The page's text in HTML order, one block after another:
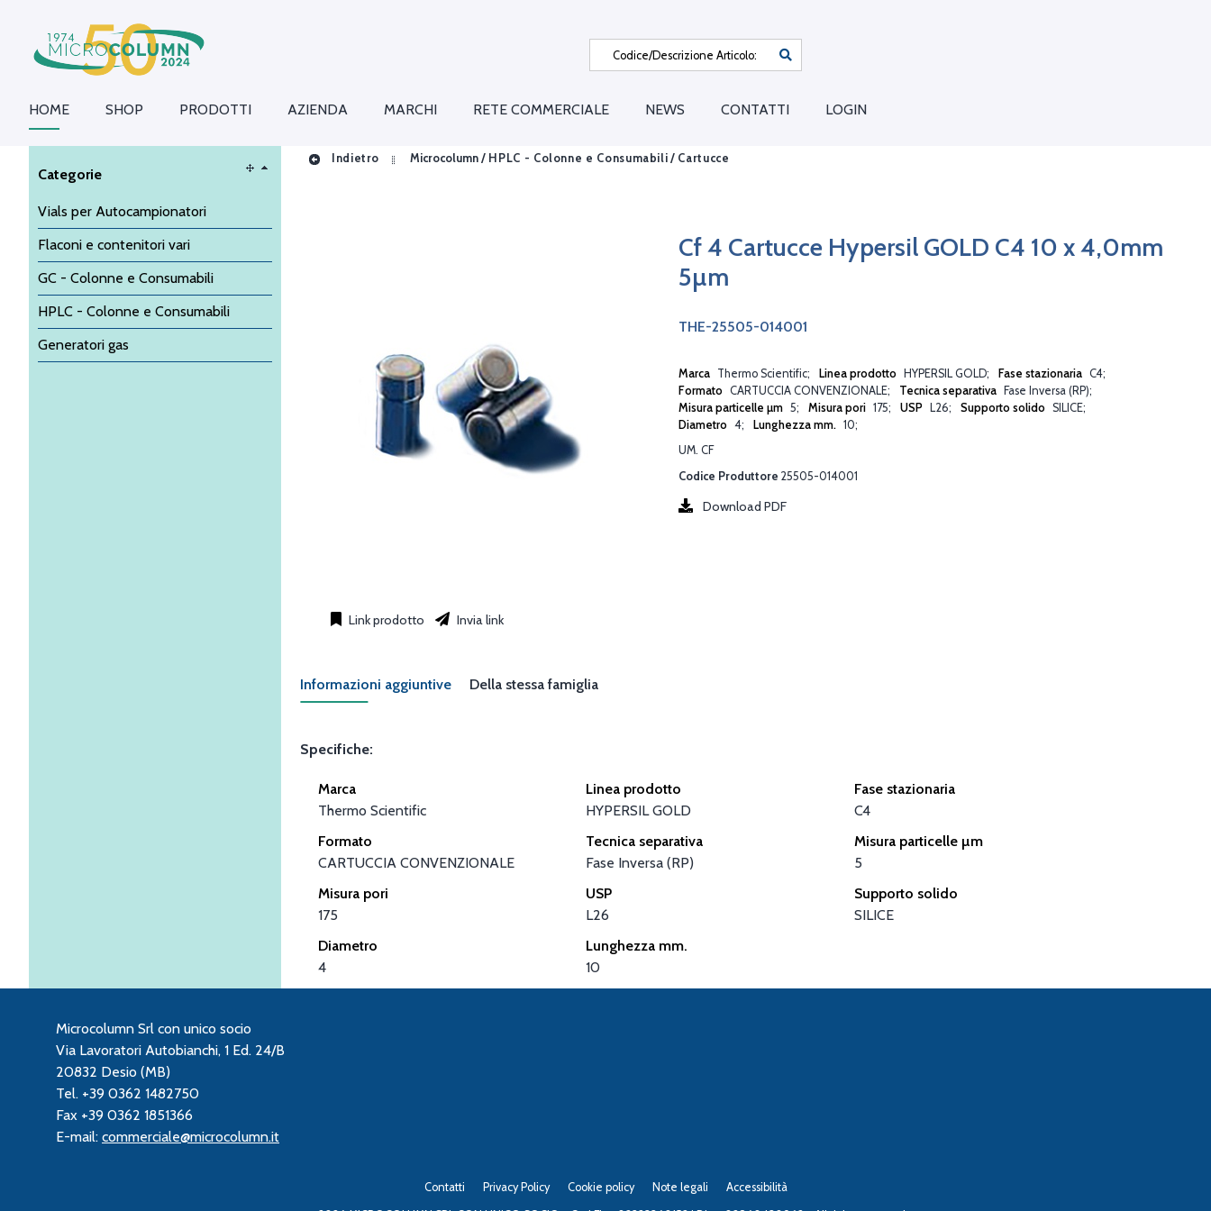
HOME SHOP PRODOTTI AZIENDA MARCHI RETE COMMERCIALE NEWS CONTATTI LOGIN
Categorie
Vials per Autocampionatori
Flaconi e contenitori vari
GC - Colonne e Consumabili
HPLC - Colonne e Consumabili
Generatori gas
Indietro Microcolumn / HPLC - Colonne e Consumabili / Cartucce
Cf 4 Cartucce Hypersil GOLD C4 10 x 4,0mm
5µm
THE-25505-014001
Marca Thermo Scientific Linea prodotto HYPERSIL GOLD Fase stazionaria C4
Formato CARTUCCIA CONVENZIONALE Tecnica separativa
Fase Inversa (RP)
Misura particelle µm 5 Misura pori 175 USP L26 Supporto solido SILICE
Diametro 4 Lunghezza mm. 10
UM. CF
Download PDF
Codice Produttore 25505-014001
Link prodotto Invia link
Informazioni aggiuntive Della stessa famiglia
Specifiche:
Marca
Thermo Scientific
Linea prodotto
HYPERSIL GOLD
Fase stazionaria
C4
Formato
CARTUCCIA CONVENZIONALE
Tecnica separativa
Fase Inversa (RP)
Misura particelle µm
5
Misura pori
175
USP
L26
Supporto solido
SILICE
Diametro
4
Lunghezza mm.
10
Microcolumn Srl con unico socio
Via Lavoratori Autobianchi, 1 Ed. 24/B
20832 Desio (MB)
Tel. +39 0362 1482750
Fax +39 0362 1851366
E-mail: commerciale@microcolumn.it
Contatti Privacy Policy Cookie policy Note legali Accessibilità